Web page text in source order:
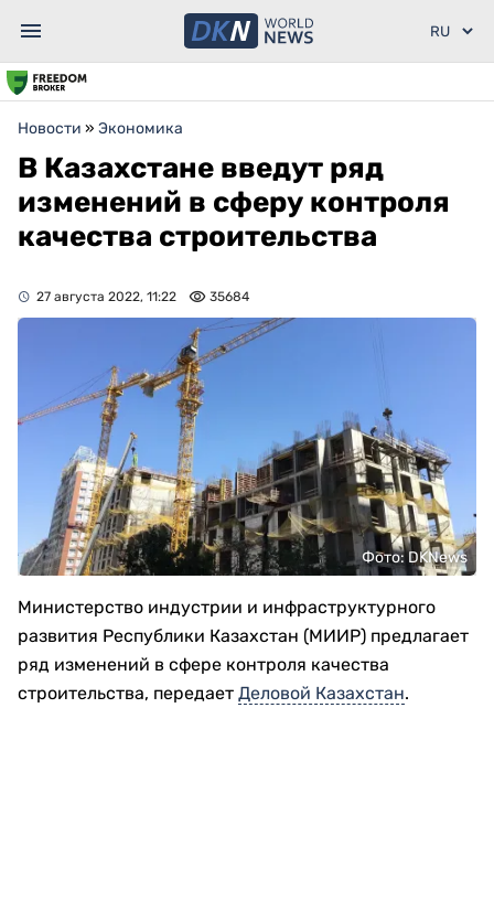
Новости » Экономика
В Казахстане введут ряд
изменений в сферу контроля
качества строительства
27 августа 2022, 11:22 35684
Фото: DKNews
Министерство индустрии и инфраструктурного
развития Республики Казахстан (МИИР) предлагает
ряд изменений в сфере контроля качества
строительства, передает Деловой Казахстан.